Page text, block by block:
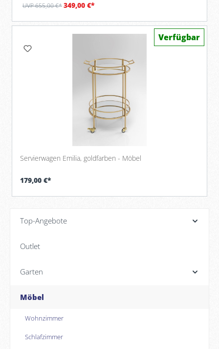
Top-Angebote
Outlet
Garten
Möbel
Wohnzimmer
Schlafzimmer
UVP 655,00 €*349,00 €*
Servierwagen Emilia, goldfarben - Möbel
179,00 €*
Verfügbar